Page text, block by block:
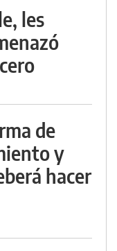
les
de
y
hacer